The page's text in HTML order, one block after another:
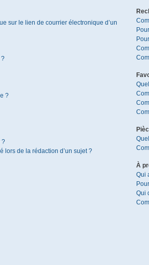
sur le lien de courrier électronique d’un
?
?
?
lors de la rédaction d’un sujet ?
À
Qui
Qui